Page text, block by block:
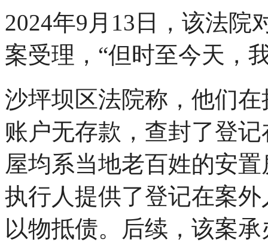
2024年9月13日，该法院
案受理，“但时至今天，
沙坪坝区法院称，他们
账户无存款，查封了登
屋均系当地老百姓的安
执行人提供了登记在案
以物抵债。后续，该案